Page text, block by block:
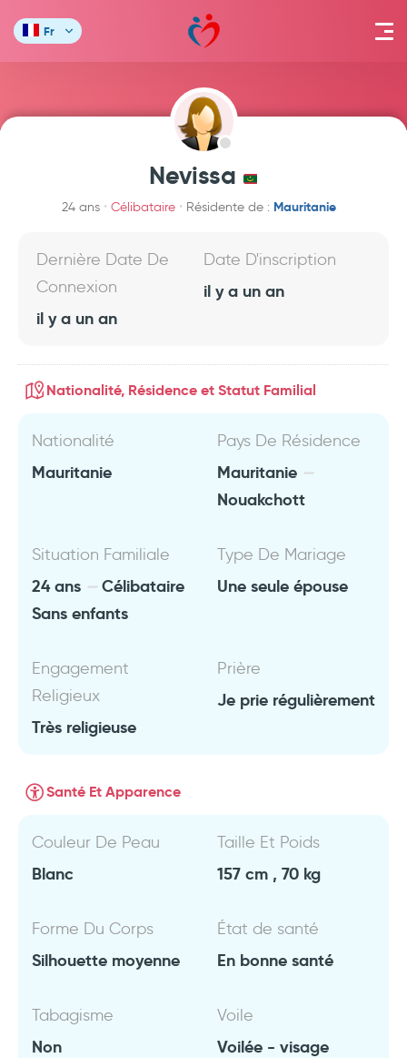
Fr
Nevissa
24 ans Célibataire Résidente de : Mauritanie
Dernière Date De
Connexion
il y a un an
Date D'inscription
il y a un an
Nationalité, Résidence et Statut Familial
Nationalité
Mauritanie
Pays De Résidence
Mauritanie
Nouakchott
Situation Familiale
24 ans
Célibataire
Sans enfants
Type De Mariage
Une seule épouse
Engagement
Religieux
Très religieuse
Prière
Je prie régulièrement
Santé Et Apparence
Couleur De Peau
Blanc
Taille Et Poids
157 cm , 70 kg
Forme Du Corps
Silhouette moyenne
État de santé
En bonne santé
Tabagisme
Non
Voile
Voilée - visage